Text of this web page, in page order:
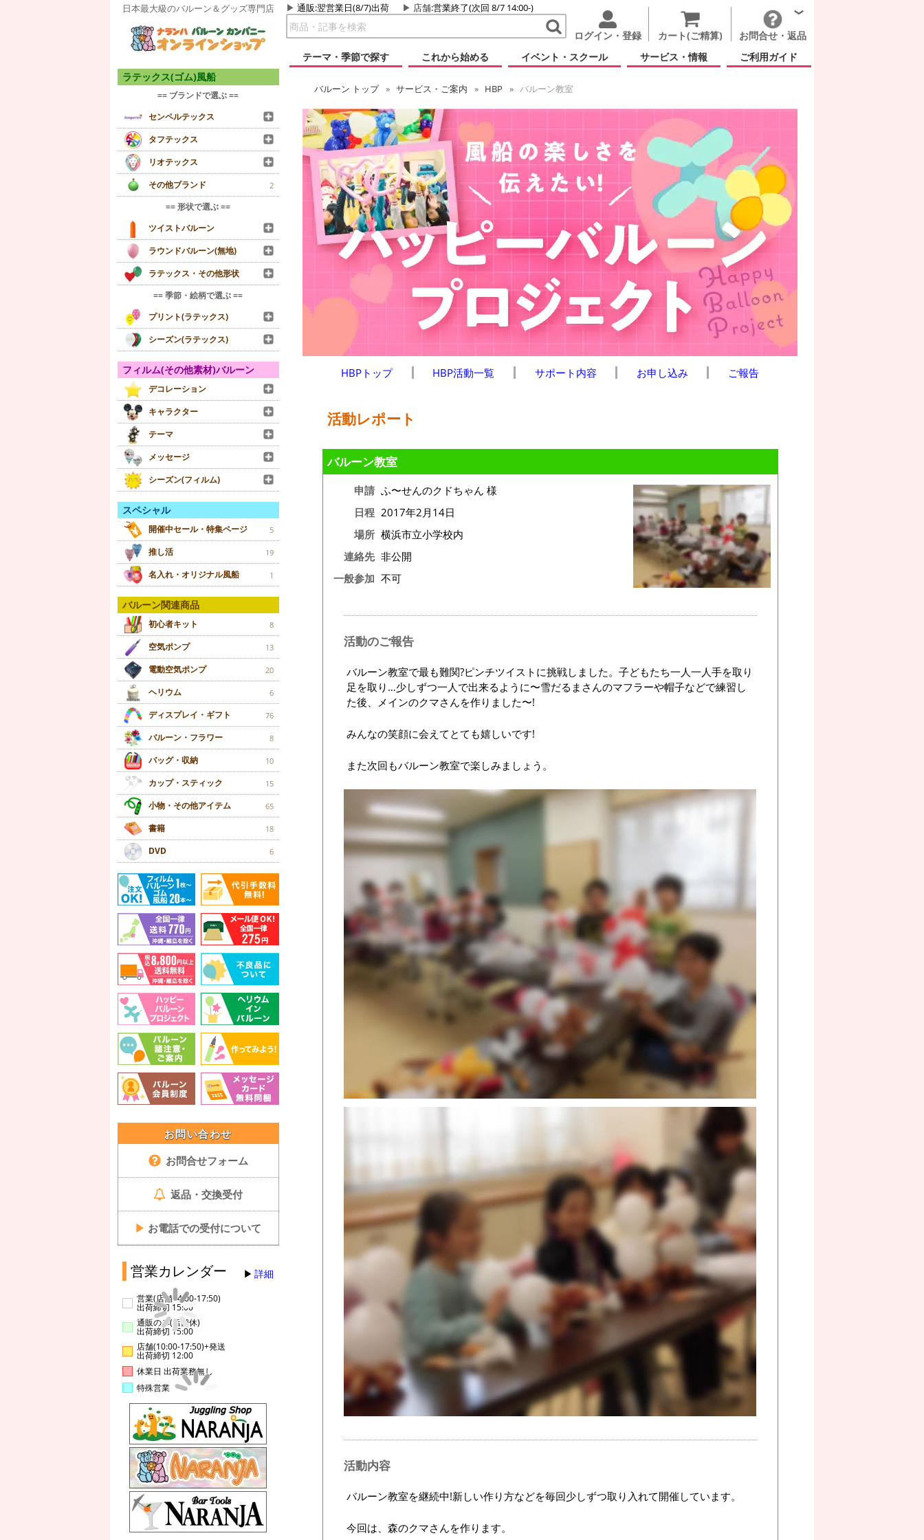
日本最大級のバルーン＆グッズ専門店 通販:翌営業日(8/7)出荷 店舗:営業終了(次回 8/7 14:00-)
ログイン・登録 カート(ご精算)
お問合せ・返品
テーマ・季節で探す
これから始める イベント・スクール サービス・情報 ご利用ガイド
ラテックス(ゴム)風船
== ブランドで選ぶ ==
センペルテックス
タフテックス
リオテックス
その他ブランド
2
== 形状で選ぶ ==
ツイストバルーン
ラウンドバルーン(無地)
ラテックス・その他形状
== 季節・絵柄で選ぶ ==
プリント(ラテックス)
シーズン(ラテックス)
フィルム(その他素材)バルーン
デコレーション
キャラクター
テーマ
メッセージ
シーズン(フィルム)
スペシャル
開催中セール・特集ページ 5
推し活 19
名入れ・オリジナル風船 1
バルーン関連商品
初心者キット 8
空気ポンプ 13
電動空気ポンプ 20
ヘリウム 6
ディスプレイ・ギフト 76
バルーン・フラワー 8
バッグ・収納 10
カップ・スティック 15
小物・その他アイテム 65
書籍 18
DVD 6
お問い合わせ
お問合せフォーム
返品・交換受付
▶ お電話での受付について
営業カレンダー 詳細
営業(店舗14:00-17:50)
出荷締切 15:00
通販のみ(店舗休)
出荷締切 15:00
店舗(10:00-17:50)+発送
出荷締切 12:00
休業日 出荷業務無し
特殊営業
バルーン トップ サービス・ご案内 HBP バルーン教室
HBPトップ HBP活動一覧 サポート内容 お申し込み ご報告
活動レポート
バルーン教室
申請 ふ〜せんのクドちゃん 様
日程 2017年2月14日
場所 横浜市立小学校内
連絡先 非公開
一般参加 不可
活動のご報告
バルーン教室で最も難関?ピンチツイストに挑戦しました。子どもたち一人一人手を取り
足を取り…少しずつ一人で出来るように〜雪だるまさんのマフラーや帽子などで練習し
た後、メインのクマさんを作りました〜!
みんなの笑顔に会えてとても嬉しいです!
また次回もバルーン教室で楽しみましょう。
活動内容
バルーン教室を継続中!新しい作り方などを毎回少しずつ取り入れて開催しています。
今回は、森のクマさんを作ります。